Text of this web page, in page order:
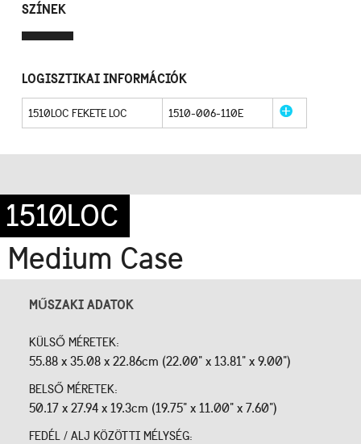
SZÍNEK
LOGISZTIKAI INFORMÁCIÓK
1510LOC FEKETE LOC 1510-006-110E
1510LOC
Medium Case
MŰSZAKI ADATOK
KÜLSŐ MÉRETEK:
55.88 x 35.08 x 22.86cm (22.00" x 13.81" x 9.00")
BELSŐ MÉRETEK:
50.17 x 27.94 x 19.3cm (19.75" x 11.00" x 7.60")
FEDÉL / ALJ KÖZÖTTI MÉLYSÉG: